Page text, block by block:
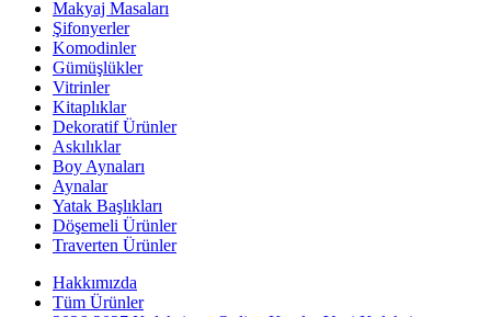
Makyaj Masaları
Şifonyerler
Komodinler
Gümüşlükler
Vitrinler
Kitaplıklar
Dekoratif Ürünler
Askılıklar
Boy Aynaları
Aynalar
Yatak Başlıkları
Döşemeli Ürünler
Traverten Ürünler
Hakkımızda
Tüm Ürünler